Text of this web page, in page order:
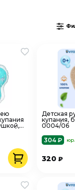
Детская
купания,
0004/06
304 ₽
320₽